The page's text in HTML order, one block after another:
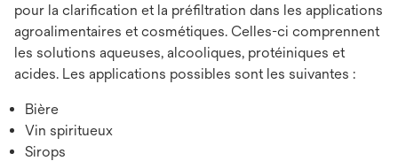
pour la clarification et la préfiltration dans les applications
agroalimentaires et cosmétiques. Celles-ci comprennent
les solutions aqueuses, alcooliques, protéiniques et
acides. Les applications possibles sont les suivantes :
Bière
Vin spiritueux
Sirops